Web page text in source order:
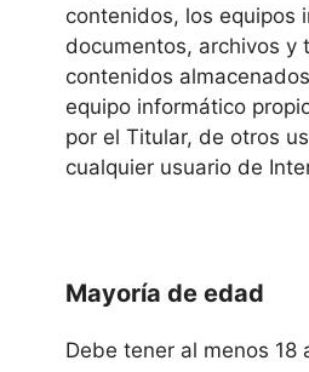
contenidos, los equipos
documentos, archivos y
contenidos
equipo informático
por el Titular, de otros
cualquier usuario de
Mayoría de edad
Debe tener al menos 18